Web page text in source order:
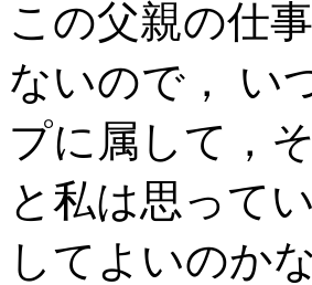
この父親の仕
ないので， い
プに属して，
と私は思って
してよいのか